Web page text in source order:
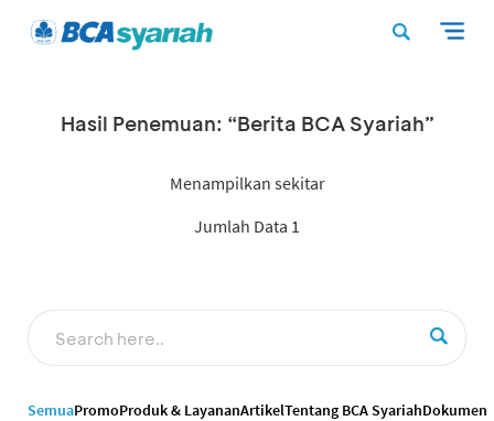
Hasil Penemuan: “Berita BCA Syariah”
Menampilkan sekitar
Jumlah Data 1
SemuaPromoProduk & LayananArtikelTentang BCA SyariahDokumen